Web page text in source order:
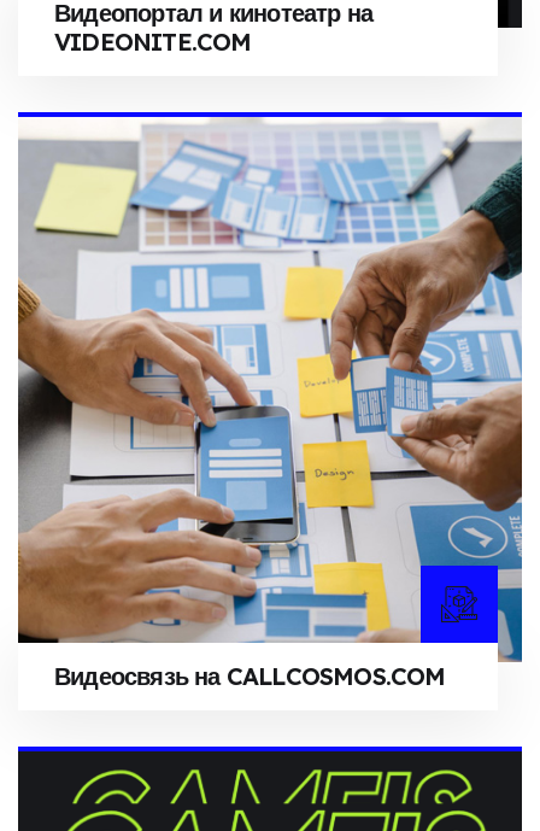
Видеопортал и кинотеатр на
VIDEONITE.COM
Видеосвязь на CALLCOSMOS.COM